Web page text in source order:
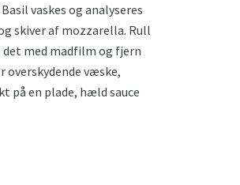
vaskes og analyseres
skiver af mozzarella. Rull
det med madfilm og fjern
overskydende væske,
på en plade, hæld sauce